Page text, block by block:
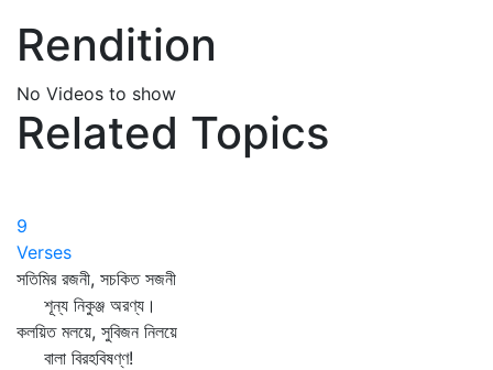
Rendition
No Videos to show
Related Topics
9
Verses
সতিমির রজনী, সচকিত সজনী
শূন্য নিকুঞ্জ অরণ্য।
কলয়িত মলয়ে, সুবিজন নিলয়ে
বালা বিরহবিষণ্ণ!